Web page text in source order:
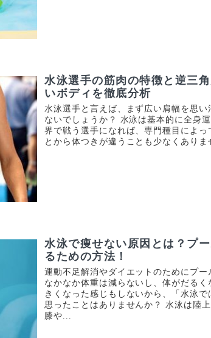
水泳選手の筋肉の特徴と逆三
いボディを徹底分析
水泳選手と言えば、まず広い肩幅を思い
ないでしょうか？ 水泳は基本的に全身
界で戦う選手になれば、専門種目によっ
とから体つきが違うことも少なくありま
水泳で痩せない原因とは？プ
るための方法！
運動不足解消やダイエットのためにプー
なかなか体重は減らないし、体がだる
きくなった感じもしないから、「水泳で
思ったことはありませんか？ 水泳は陸
膝や...